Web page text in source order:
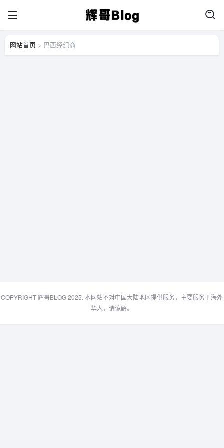
网站首页 > 巴西经纪商
COPYRIGHT 辉哥BLOG 2025. 本网站不对中国大陆地区提供服务，主要服务于海外
华人，请谅解。